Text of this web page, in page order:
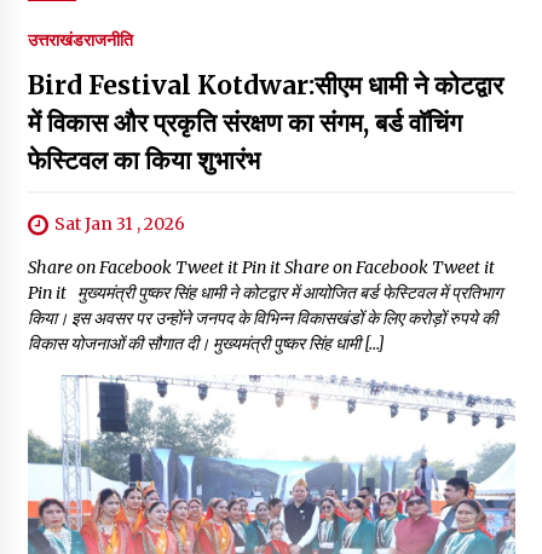
उत्तराखंडराजनीति
Bird Festival Kotdwar:सीएम धामी ने कोटद्वार
में विकास और प्रकृति संरक्षण का संगम, बर्ड वाॅचिंग
फेस्टिवल का किया शुभारंभ
Sat Jan 31 , 2026
Share on Facebook Tweet it Pin it Share on Facebook Tweet it
Pin it मुख्यमंत्री पुष्कर सिंह धामी ने कोटद्वार में आयोजित बर्ड फेस्टिवल में प्रतिभाग
किया। इस अवसर पर उन्होंने जनपद के विभिन्न विकासखंडों के लिए करोड़ों रुपये की
विकास योजनाओं की सौगात दी। मुख्यमंत्री पुष्कर सिंह धामी […]